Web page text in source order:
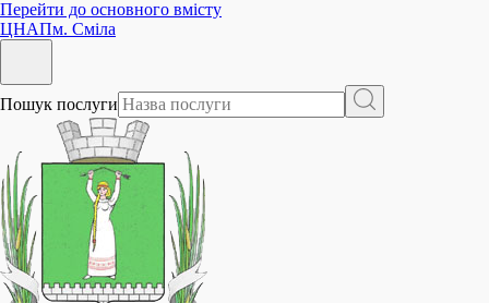
Перейти до основного вмісту
ЦНАПм. Сміла
Пошук послуги